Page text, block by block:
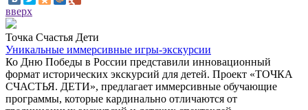
вверх
Точка Счастья Дети
Уникальные иммерсивные игры-экскурсии
Ко Дню Победы в России представили инновационный
формат исторических экскурсий для детей. Проект «ТОЧКА
СЧАСТЬЯ. ДЕТИ», предлагает иммерсивные обучающие
программы, которые кардинально отличаются от